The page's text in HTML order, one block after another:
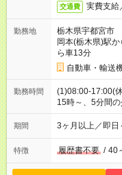
交通費 実費支給
勤務地
栃木県宇都宮市
岡本(栃木県)駅
ら車13分
自動車・輸送
勤務時間
(1)08:00-17:00(
15時～、5分間の
期間 3ヶ月以上／即日
特徴 履歴書不要 / 40